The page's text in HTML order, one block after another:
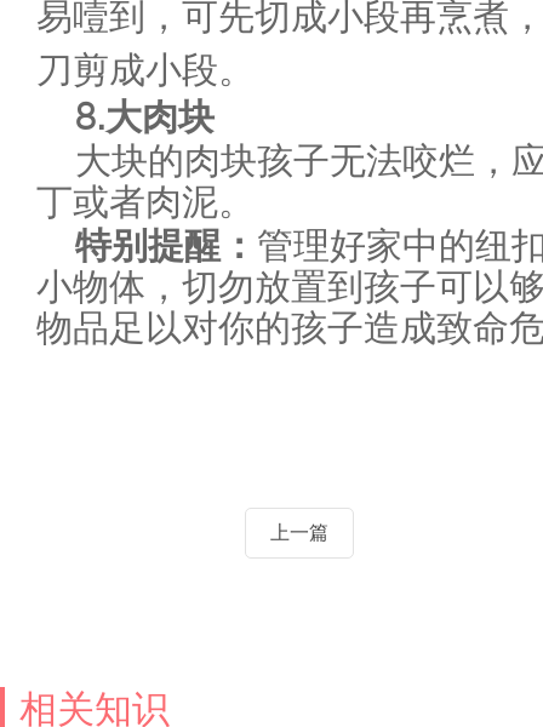
易噎到，可先切成小段再烹煮
刀剪成小段。
8.大肉块
大块的肉块孩子无法咬烂，
丁或者肉泥。
特别提醒： 管理好家中的纽
小物体，切勿放置到孩子可以
物品足以对你的孩子造成致命
上一篇
相关知识